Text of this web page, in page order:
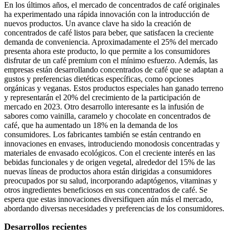
En los últimos años, el mercado de concentrados de café originales
ha experimentado una rápida innovación con la introducción de
nuevos productos. Un avance clave ha sido la creación de
concentrados de café listos para beber, que satisfacen la creciente
demanda de conveniencia. Aproximadamente el 25% del mercado
presenta ahora este producto, lo que permite a los consumidores
disfrutar de un café premium con el mínimo esfuerzo. Además, las
empresas están desarrollando concentrados de café que se adaptan a
gustos y preferencias dietéticas específicas, como opciones
orgánicas y veganas. Estos productos especiales han ganado terreno
y representarán el 20% del crecimiento de la participación de
mercado en 2023. Otro desarrollo interesante es la infusión de
sabores como vainilla, caramelo y chocolate en concentrados de
café, que ha aumentado un 18% en la demanda de los
consumidores. Los fabricantes también se están centrando en
innovaciones en envases, introduciendo monodosis concentradas y
materiales de envasado ecológicos. Con el creciente interés en las
bebidas funcionales y de origen vegetal, alrededor del 15% de las
nuevas líneas de productos ahora están dirigidas a consumidores
preocupados por su salud, incorporando adaptógenos, vitaminas y
otros ingredientes beneficiosos en sus concentrados de café. Se
espera que estas innovaciones diversifiquen aún más el mercado,
abordando diversas necesidades y preferencias de los consumidores.
Desarrollos recientes